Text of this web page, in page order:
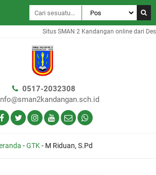
Situs SMAN 2 Kandangan online dari
0517-2032308
-GTK- M Riduan, S.Pd